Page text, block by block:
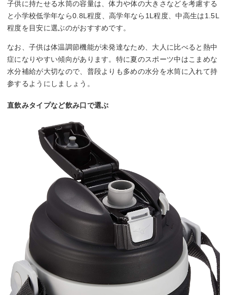
子供に持たせる水筒の容量は、体力や体の大きさなどを考慮する
と小学校低学年なら0.8L程度、高学年なら1L程度、中高生は1.5L
程度を目安に選ぶのがおすすめです。
なお、子供は体温調節機能が未発達なため、大人に比べると熱中
症になりやすい傾向があります。特に夏のスポーツ中はこまめな
水分補給が大切なので、普段よりも多めの水分を水筒に入れて持
参するようにしましょう。
直飲みタイプなど飲み口で選ぶ